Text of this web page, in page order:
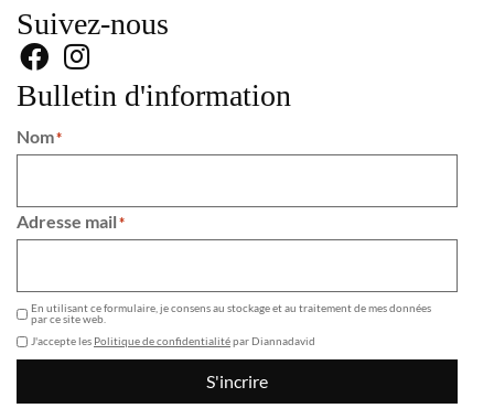
Suivez-nous
Bulletin d'information
Nom*
Adresse mail*
En utilisant ce formulaire, je consens au stockage et au traitement de mes données
par ce site web.
J'accepte les Politique de confidentialitépar Diannadavid
S'incrire